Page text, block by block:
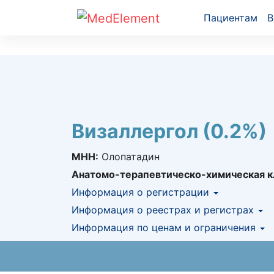
Пациентам
Визаллергол (0.2%)
МНН: Олопатадин
Анатомо-терапевтическо-химическая
Информация о регистрации
Номер регистрации в РК:№ РК-ЛС-
Информация о регистрации в РК:
Информация о реестрах и регистрах
КНФ (ЛС включено в
Информация по ценам и ограничения